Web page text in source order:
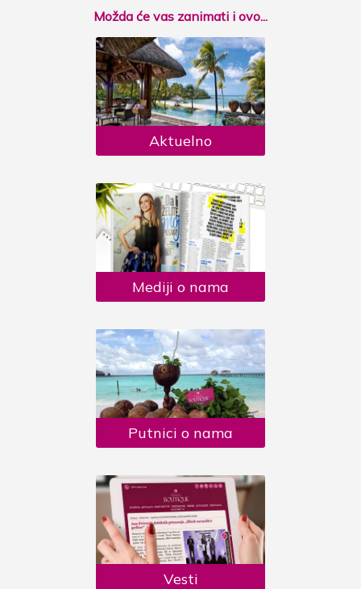
Možda će vas zanimati i ovo...
Aktuelno
Mediji o nama
Putnici o nama
Vesti